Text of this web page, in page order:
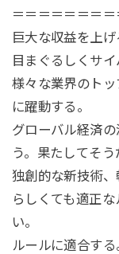
＝＝＝＝＝＝＝
巨大な収益を上げ
目まぐるしくサ
様々な業界のト
に躍動する。
グローバル経済
う。果たしてそう
独創的な新技術、
らしくても適正な
い。
ルールに適合す